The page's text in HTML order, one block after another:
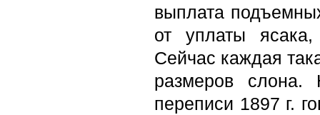
выплата
от уплаты
Сейчас каждая
размеров слона.
переписи 1897 г.